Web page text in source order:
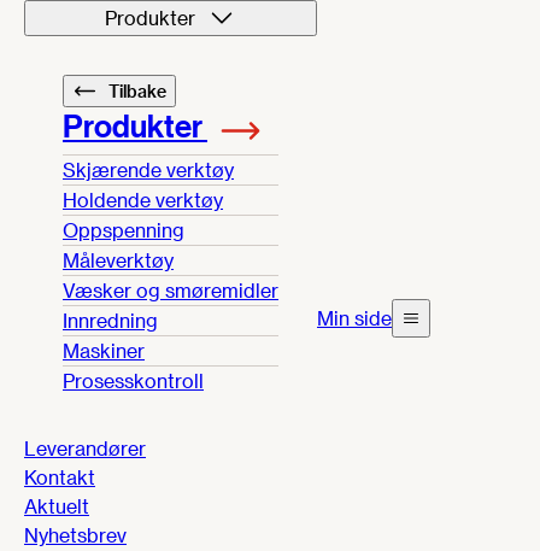
Produkter
Tilbake
Produkter
Skjærende verktøy
Holdende verktøy
Oppspenning
Måleverktøy
Væsker og smøremidler
Innredning
Maskiner
Prosesskontroll
Leverandører
Kontakt
Aktuelt
Nyhetsbrev
Min side